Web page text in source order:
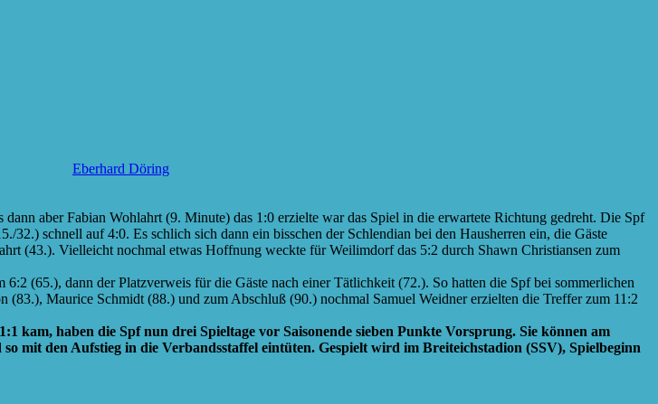
Eberhard Döring
aber Fabian Wohlahrt (9. Minute) das 1:0 erzielte war das Spiel in die erwartete Richtung gedreht. Die Spf
schnell auf 4:0. Es schlich sich dann ein bisschen der Schlendian bei den Hausherren ein, die Gäste
(43.). Vielleicht nochmal etwas Hoffnung weckte für Weilimdorf das 5:2 durch Shawn Christiansen zum
(65.), dann der Platzverweis für die Gäste nach einer Tätlichkeit (72.). So hatten die Spf bei sommerlichen
Maurice Schmidt (88.) und zum Abschluß (90.) nochmal Samuel Weidner erzielten die Treffer zum 11:2
kam, haben die Spf nun drei Spieltage vor Saisonende sieben Punkte Vorsprung. Sie können am
mit den Aufstieg in die Verbandsstaffel eintüten. Gespielt wird im Breiteichstadion (SSV), Spielbeginn